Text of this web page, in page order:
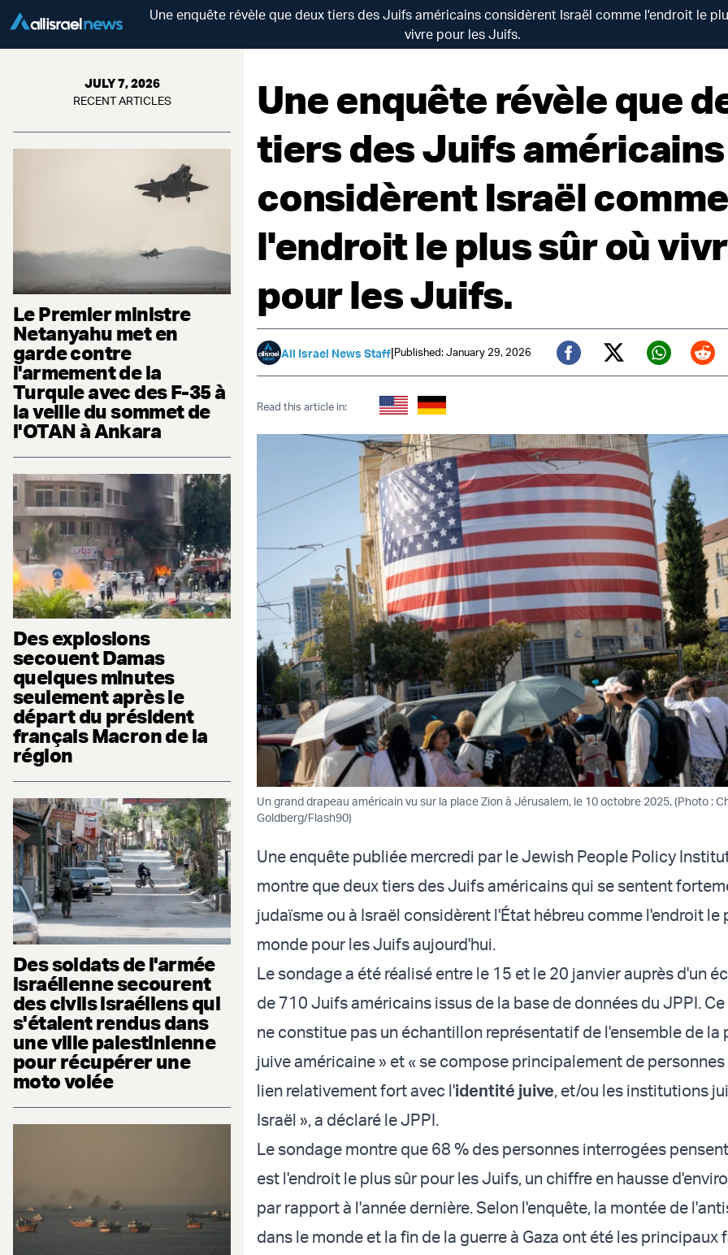
Une enquête révèle que deux tiers des Juifs américains considèrent Israël comme l'endroit le
vivre pour les Juifs.
JULY 7, 2026
RECENT ARTICLES
Le Premier ministre
Netanyahu met en
garde contre
l'armement de la
Turquie avec des F-35 à
la veille du sommet de
l'OTAN à Ankara
Des explosions
secouent Damas
quelques minutes
seulement après le
départ du président
français Macron de la
région
Des soldats de l'armée
israélienne secourent
des civils israéliens qui
s'étaient rendus dans
une ville palestinienne
pour récupérer une
moto volée
Une enquête révèle que
tiers des Juifs américains
considèrent Israël comme
l'endroit le plus sûr où
pour les Juifs.
All Israel News Staff|Published: January 29, 2026
Facebook
Twitter (X)
Read this article in:
Un grand drapeau américain vu sur la place Zion à Jérusalem, le 10 octobre 2025. (Photo :
Goldberg/Flash90)
Une enquête publiée mercredi par le Jewish People Policy
montre que deux tiers des Juifs américains qui se sentent
judaïsme ou à Israël considèrent l'État hébreu comme l'endroit le
monde pour les Juifs aujourd'hui.
Le sondage a été réalisé entre le 15 et le 20 janvier auprès d'un
de 710 Juifs américains issus de la base de données du JPPI.
ne constitue pas un échantillon représentatif de l'ensemble de la
juive américaine » et « se compose principalement de
lien relativement fort avec l'identité juive, et/ou les institutions
Israël », a déclaré le JPPI.
Le sondage montre que 68 % des personnes interrogées
est l'endroit le plus sûr pour les Juifs, un chiffre en hausse
par rapport à l'année dernière. Selon l'enquête, la montée de
dans le monde et la fin de la guerre à Gaza ont été les principaux